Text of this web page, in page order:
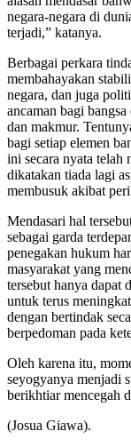
negara-negara di
terjadi,” katanya.
Berbagai perkara
membahayakan
negara, dan juga
ancaman bagi
dan makmur.
bagi setiap elemen
ini secara nyata telah
dikatakan tiada lagi
membusuk akibat
Mendasari hal
sebagai garda
penegakan hukum
masyarakat yang
tersebut hanya dapat
untuk terus
dengan bertindak
berpedoman pada
Oleh karena itu,
seyogyanya menjadi
berikhtiar mencegah
(Josua Giawa).